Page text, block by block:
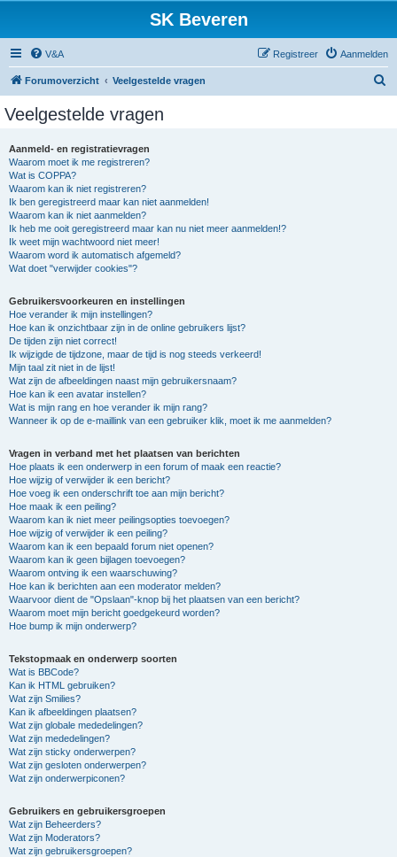
SK Beveren
V&A Aanmelden
Registreer
Forumoverzicht Veelgestelde vragen
Veelgestelde vragen
Aanmeld- en registratievragen
Waarom moet ik me registreren?
Wat is COPPA?
Waarom kan ik niet registreren?
Ik ben geregistreerd maar kan niet aanmelden!
Waarom kan ik niet aanmelden?
Ik heb me ooit geregistreerd maar kan nu niet meer aanmelden!?
Ik weet mijn wachtwoord niet meer!
Waarom word ik automatisch afgemeld?
Wat doet "verwijder cookies"?
Gebruikersvoorkeuren en instellingen
Hoe verander ik mijn instellingen?
Hoe kan ik onzichtbaar zijn in de online gebruikers lijst?
De tijden zijn niet correct!
Ik wijzigde de tijdzone, maar de tijd is nog steeds verkeerd!
Mijn taal zit niet in de lijst!
Wat zijn de afbeeldingen naast mijn gebruikersnaam?
Hoe kan ik een avatar instellen?
Wat is mijn rang en hoe verander ik mijn rang?
Wanneer ik op de e-maillink van een gebruiker klik, moet ik me aanmelden?
Vragen in verband met het plaatsen van berichten
Hoe plaats ik een onderwerp in een forum of maak een reactie?
Hoe wijzig of verwijder ik een bericht?
Hoe voeg ik een onderschrift toe aan mijn bericht?
Hoe maak ik een peiling?
Waarom kan ik niet meer peilingsopties toevoegen?
Hoe wijzig of verwijder ik een peiling?
Waarom kan ik een bepaald forum niet openen?
Waarom kan ik geen bijlagen toevoegen?
Waarom ontving ik een waarschuwing?
Hoe kan ik berichten aan een moderator melden?
Waarvoor dient de "Opslaan"-knop bij het plaatsen van een bericht?
Waarom moet mijn bericht goedgekeurd worden?
Hoe bump ik mijn onderwerp?
Tekstopmaak en onderwerp soorten
Wat is BBCode?
Kan ik HTML gebruiken?
Wat zijn Smilies?
Kan ik afbeeldingen plaatsen?
Wat zijn globale mededelingen?
Wat zijn mededelingen?
Wat zijn sticky onderwerpen?
Wat zijn gesloten onderwerpen?
Wat zijn onderwerpiconen?
Gebruikers en gebruikersgroepen
Wat zijn Beheerders?
Wat zijn Moderators?
Wat zijn gebruikersgroepen?